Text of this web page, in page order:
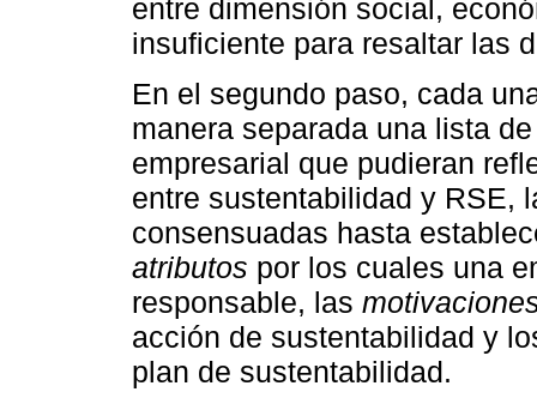
entre dimensión social,
insuficiente para resaltar las
En el segundo paso, cada
manera separada una lista
empresarial que pudieran
entre sustentabilidad y RSE,
consensuadas hasta
atributos por los cuales una
responsable, las
acción de sustentabilidad y
plan de sustentabilidad.